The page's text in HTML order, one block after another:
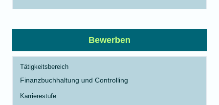
Bewerben
Tätigkeitsbereich
Finanzbuchhaltung und Controlling
Karrierestufe